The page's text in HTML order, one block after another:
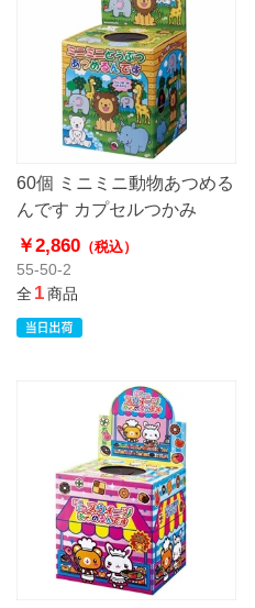
60個 ミニミニ動物あつめる
んです カプセルつかみ
￥2,860 （税込）
55-50-2
全1商品